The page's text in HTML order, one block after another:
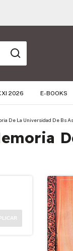
2026 E-BOOKS
De La Universidad De Bs As